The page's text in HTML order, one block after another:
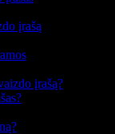
įrašą
įrašą?